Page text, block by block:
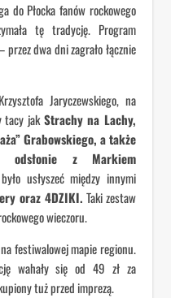
do Płocka fanów rockowego
tę tradycję. Program
dwa dni zagrało łącznie
Jaryczewskiego, na
tacy jakStrachy na Lachy,
Grabowskiego, a także
odsłonie z Markiem
usłyszeć między innymi
oraz 4DZIKI.Taki zestaw
wieczoru.
festiwalowej mapie regionu.
wahały się od 49 zł za
tuż przed imprezą.